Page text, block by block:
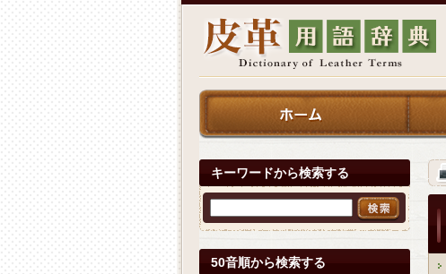
キーワードから検索する
50音順から検索する